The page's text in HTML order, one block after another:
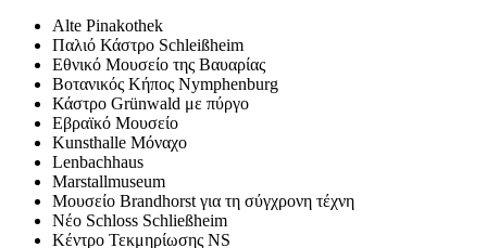
Alte Pinakothek
Παλιό Κάστρο Schleißheim
Εθνικό Μουσείο της Βαυαρίας
Βοτανικός Κήπος Nymphenburg
Κάστρο Grünwald με πύργο
Εβραϊκό Μουσείο
Kunsthalle Μόναχο
Lenbachhaus
Marstallmuseum
Μουσείο Brandhorst για τη σύγχρονη τέχνη
Nέο Schloss Schließheim
Κέντρο Τεκμηρίωσης NS